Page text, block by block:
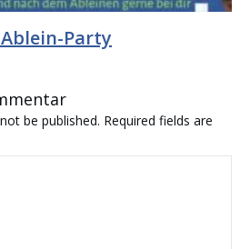
Party
be published. Required fields are